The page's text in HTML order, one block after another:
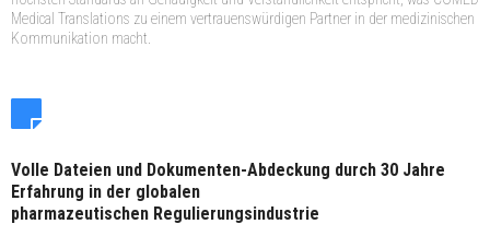
Medical Translations zu einem vertrauenswürdigen Partner in der medizinischen
Kommunikation macht.
Volle Dateien und Dokumenten-Abdeckung durch 30 Jahre
Erfahrung in der globalen
pharmazeutischen Regulierungsindustrie